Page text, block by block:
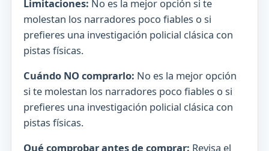
Limitaciones: No es la mejor opción si te
molestan los narradores poco fiables o si
prefieres una investigación policial clásica con
pistas físicas.
Cuándo NO comprarlo: No es la mejor opción
si te molestan los narradores poco fiables o si
prefieres una investigación policial clásica con
pistas físicas.
Qué comprobar antes de comprar: Revisa el